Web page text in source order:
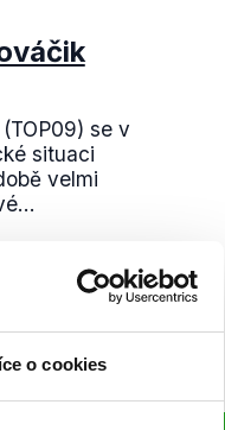
o cookies
se v
situaci
velmi